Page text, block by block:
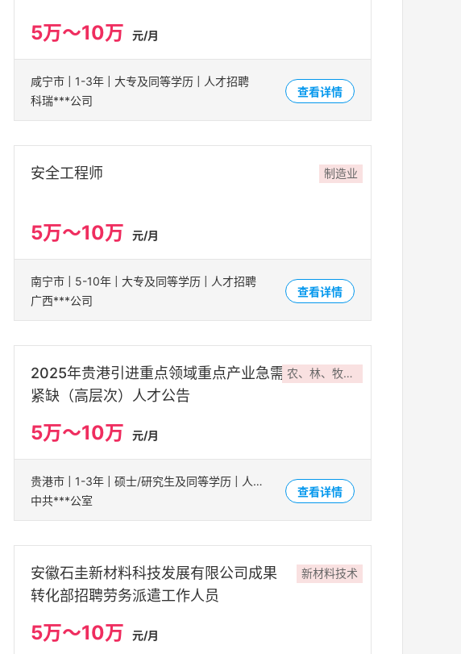
5万～10万 元/月
咸宁市 | 1-3年 | 大专及同等学历 | 人才招聘
科瑞***公司
查看详情
安全工程师 制造业
5万～10万 元/月
南宁市 | 5-10年 | 大专及同等学历 | 人才招聘
广西***公司
查看详情
2025年贵港引进重点领域重点产业急需
紧缺（高层次）人才公告
农、林、牧、渔业
5万～10万 元/月
贵港市 | 1-3年 | 硕士/研究生及同等学历 | 人才引进
中共***公室
查看详情
安徽石圭新材料科技发展有限公司成果
转化部招聘劳务派遣工作人员
新材料技术
5万～10万 元/月